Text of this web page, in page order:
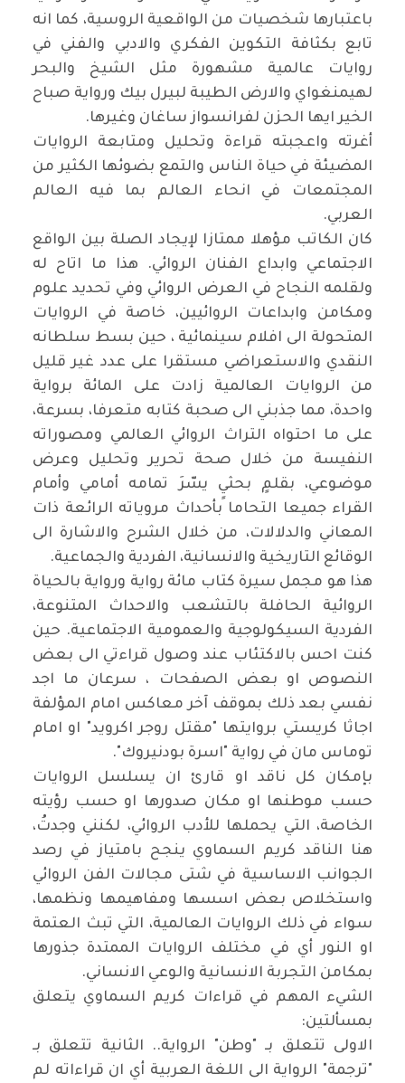
باعتبارها شخصيات من الواقعية الروسية، كما انه
تابع بكثافة التكوين الفكري والادبي والفني في
روايات عالمية مشهورة مثل الشيخ والبحر
لهيمنغواي والارض الطيبة لبيرل بيك ورواية صباح
الخير ايها الحزن لفرانسواز ساغان وغيرها.
أغرته واعجبته قراءة وتحليل ومتابعة الروايات
المضيئة في حياة الناس والتمع بضوئها الكثير من
المجتمعات في انحاء العالم بما فيه العالم
العربي.
كان الكاتب مؤهلا ممتازا لإيجاد الصلة بين الواقع
الاجتماعي وابداع الفنان الروائي. هذا ما اتاح له
ولقلمه النجاح في العرض الروائي وفي تحديد علوم
ومكامن وابداعات الروائيين، خاصة في الروايات
المتحولة الى افلام سينمائية ، حين بسط سلطانه
النقدي والاستعراضي مستقرا على عدد غير قليل
من الروايات العالمية زادت على المائة برواية
واحدة، مما جذبني الى صحبة كتابه متعرفا، بسرعة،
على ما احتواه التراث الروائي العالمي ومصوراته
النفيسة من خلال صحة تحرير وتحليل وعرض
موضوعي، بقلمٍ بحثيٍ يسّرَ تمامه أمامي وأمام
القراء جميعا التحاما بأحداث مروياته الرائعة ذات
المعاني والدلالات، من خلال الشرح والاشارة الى
الوقائع التاريخية والانسانية، الفردية والجماعية.
هذا هو مجمل سيرة كتاب مائة رواية ورواية بالحياة
الروائية الحافلة بالتشعب والاحداث المتنوعة،
الفردية السيكولوجية والعمومية الاجتماعية. حين
كنت احس بالاكتئاب عند وصول قراءتي الى بعض
النصوص او بعض الصفحات ، سرعان ما اجد
نفسي بعد ذلك بموقف آخر معاكس امام المؤلفة
اجاثا كريستي بروايتها "مقتل روجر اكرويد" او امام
توماس مان في رواية "اسرة بودنيروك".
بإمكان كل ناقد او قارئ ان يسلسل الروايات
حسب موطنها او مكان صدورها او حسب رؤيته
الخاصة، التي يحملها للأدب الروائي، لكنني وجدتُ،
هنا الناقد كريم السماوي ينجح بامتياز في رصد
الجوانب الاساسية في شتى مجالات الفن الروائي
واستخلاص بعض اسسها ومفاهيمها ونظمها،
سواء في ذلك الروايات العالمية، التي تبث العتمة
او النور أي في مختلف الروايات الممتدة جذورها
بمكامن التجربة الانسانية والوعي الانساني.
الشيء المهم في قراءات كريم السماوي يتعلق
بمسألتين:
الاولى تتعلق بـ "وطن" الرواية.. الثانية تتعلق بـ
"ترجمة" الرواية الى اللغة العربية أي ان قراءاته لم